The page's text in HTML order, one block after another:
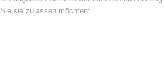
Sie sie zulassen möchten: